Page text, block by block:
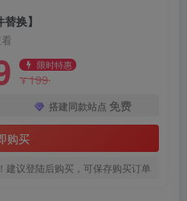
换】
限时特惠
¥199
搭建同款站点 免费
购买
建议登陆后购买，可保存购买订单